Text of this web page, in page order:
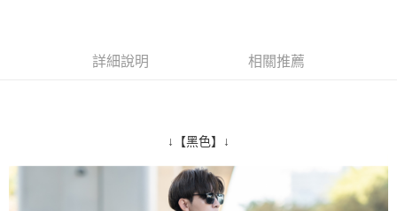
權轉讓予恩沛科技股份有限公司。
時審查核予不同之上限額度；若仍有額度不足之情形，本公司將視審查結果
５．嚴禁一人註冊多個帳號或使用他人資訊註冊。若發現惡意使用之情形，
詳細說明 相關推薦
↓【黑色】↓